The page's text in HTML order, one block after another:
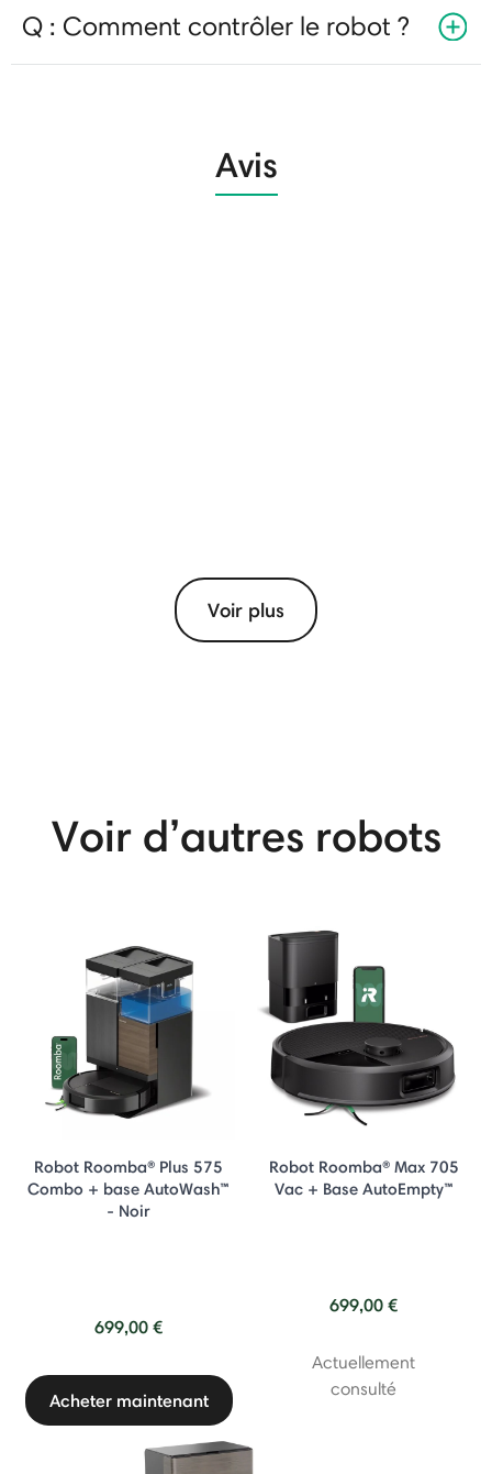
Q : Comment contrôler le robot ?
Avis
Voir plus
Voir d’autres robots
Robot Roomba® Plus 575
Combo + base AutoWash™
- Noir
699,00 €
Acheter maintenant
Robot Roomba® Max 705
Vac + Base AutoEmpty™
699,00 €
Actuellement
consulté